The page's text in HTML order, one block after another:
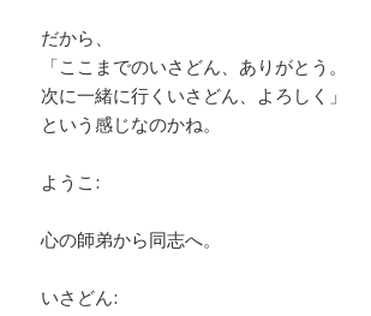
だから、
「ここまでのいさどん、ありがとう。
次に一緒に行くいさどん、よろしく」
という感じなのかね。
ようこ:
心の師弟から同志へ。
いさどん: